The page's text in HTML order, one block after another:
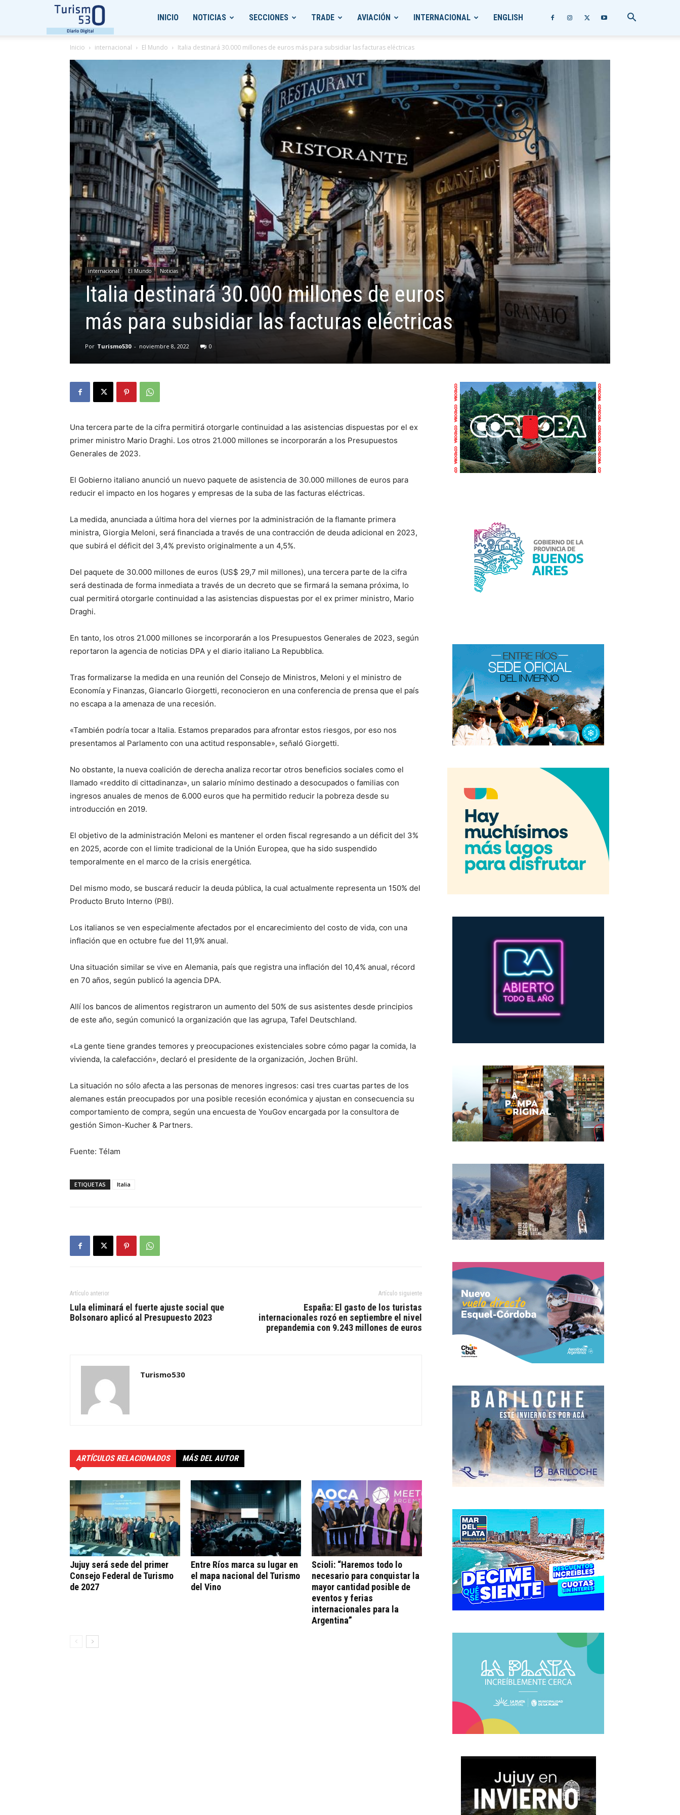
INICIO NOTICIAS SECCIONES TRADE AVIACIÓN INTERNACIONAL ENGLISH
Inicio internacional El Mundo Italia destinará 30.000 millones de euros más para subsidiar las facturas eléctricas
internacional El Mundo Noticias
Italia destinará 30.000 millones de euros
más para subsidiar las facturas eléctricas
Por Turismo530 - noviembre 8, 2022 0
Una tercera parte de la cifra permitirá otorgarle continuidad a las asistencias dispuestas por el ex
primer ministro Mario Draghi. Los otros 21.000 millones se incorporarán a los Presupuestos
Generales de 2023.
El Gobierno italiano anunció un nuevo paquete de asistencia de 30.000 millones de euros para
reducir el impacto en los hogares y empresas de la suba de las facturas eléctricas.
La medida, anunciada a última hora del viernes por la administración de la flamante primera
ministra, Giorgia Meloni, será financiada a través de una contracción de deuda adicional en 2023,
que subirá el déficit del 3,4% previsto originalmente a un 4,5%.
Del paquete de 30.000 millones de euros (US$ 29,7 mil millones), una tercera parte de la cifra
será destinada de forma inmediata a través de un decreto que se firmará la semana próxima, lo
cual permitirá otorgarle continuidad a las asistencias dispuestas por el ex primer ministro, Mario
Draghi.
En tanto, los otros 21.000 millones se incorporarán a los Presupuestos Generales de 2023, según
reportaron la agencia de noticias DPA y el diario italiano La Repubblica.
Tras formalizarse la medida en una reunión del Consejo de Ministros, Meloni y el ministro de
Economía y Finanzas, Giancarlo Giorgetti, reconocieron en una conferencia de prensa que el país
no escapa a la amenaza de una recesión.
«También podría tocar a Italia. Estamos preparados para afrontar estos riesgos, por eso nos
presentamos al Parlamento con una actitud responsable», señaló Giorgetti.
No obstante, la nueva coalición de derecha analiza recortar otros beneficios sociales como el
llamado «reddito di cittadinanza», un salario mínimo destinado a desocupados o familias con
ingresos anuales de menos de 6.000 euros que ha permitido reducir la pobreza desde su
introducción en 2019.
El objetivo de la administración Meloni es mantener el orden fiscal regresando a un déficit del 3%
en 2025, acorde con el limite tradicional de la Unión Europea, que ha sido suspendido
temporalmente en el marco de la crisis energética.
Del mismo modo, se buscará reducir la deuda pública, la cual actualmente representa un 150% del
Producto Bruto Interno (PBI).
Los italianos se ven especialmente afectados por el encarecimiento del costo de vida, con una
inflación que en octubre fue del 11,9% anual.
Una situación similar se vive en Alemania, país que registra una inflación del 10,4% anual, récord
en 70 años, según publicó la agencia DPA.
Allí los bancos de alimentos registraron un aumento del 50% de sus asistentes desde principios
de este año, según comunicó la organización que las agrupa, Tafel Deutschland.
«La gente tiene grandes temores y preocupaciones existenciales sobre cómo pagar la comida, la
vivienda, la calefacción», declaró el presidente de la organización, Jochen Brühl.
La situación no sólo afecta a las personas de menores ingresos: casi tres cuartas partes de los
alemanes están preocupados por una posible recesión económica y ajustan en consecuencia su
comportamiento de compra, según una encuesta de YouGov encargada por la consultora de
gestión Simon-Kucher & Partners.
Fuente: Télam
ETIQUETAS Italia
Artículo anterior
Lula eliminará el fuerte ajuste social que
Bolsonaro aplicó al Presupuesto 2023
Artículo siguiente
España: El gasto de los turistas
internacionales rozó en septiembre el nivel
prepandemia con 9.243 millones de euros
Turismo530
ARTÍCULOS RELACIONADOS MÁS DEL AUTOR
Jujuy será sede del primer
Consejo Federal de Turismo
de 2027
Entre Ríos marca su lugar en
el mapa nacional del Turismo
del Vino
Scioli: “Haremos todo lo
necesario para conquistar la
mayor cantidad posible de
eventos y ferias
internacionales para la
Argentina”